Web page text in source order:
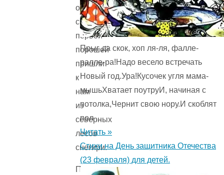
осенью,
с
первой
порошей
пришли
к
нам
из
северных
лесов
снегири.
Пухлые
Прыг да скок, хоп ля-ля, фалле-
ралле-ра!Надо весело встречать
Новый год.Ура!Кусочек угля мама-
мышьХватает поутруИ, начиная с
потолка,Чернит свою нору.И скоблят
пол ...
Читать »
Стихи на День защитника Отечества
(23 февраля) для детей.